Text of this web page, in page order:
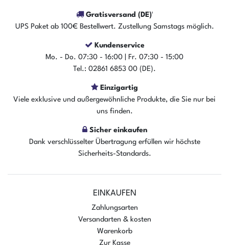
Der Artikel ist sofort verfügbar
Gratisversand (DE)¹
UPS Paket ab 100€ Bestellwert. Zustellung Samstags möglich.
Kundenservice
Mo. - Do. 07:30 - 16:00 | Fr. 07:30 - 15:00
Tel.: 02861 6853 00 (DE).
Einzigartig
Viele exklusive und außergewöhnliche Produkte, die Sie nur bei
uns finden.
Sicher einkaufen
Dank verschlüsselter Übertragung erfüllen wir höchste
Sicherheits-Standards.
EINKAUFEN
Zahlungsarten
Versandarten & kosten
Warenkorb
Zur Kasse